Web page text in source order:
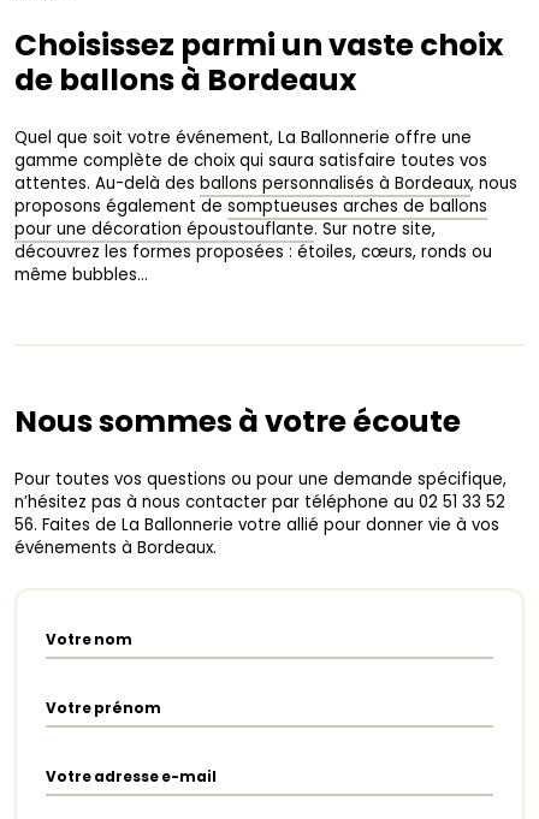
Choisissez parmi un vaste choix
de ballons à Bordeaux
Quel que soit votre événement, La Ballonnerie offre une
gamme complète de choix qui saura satisfaire toutes vos
attentes. Au-delà des ballons personnalisés à Bordeaux, nous
proposons également de somptueuses arches de ballons
pour une décoration époustouflante. Sur notre site,
découvrez les formes proposées : étoiles, cœurs, ronds ou
même bubbles…
Nous sommes à votre écoute
Pour toutes vos questions ou pour une demande spécifique,
n’hésitez pas à nous contacter par téléphone au 02 51 33 52
56. Faites de La Ballonnerie votre allié pour donner vie à vos
événements à Bordeaux.
Votre nom
Votre prénom
Votre adresse e-mail